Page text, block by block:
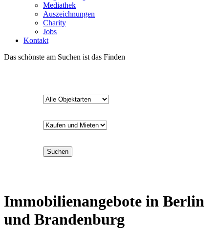
Mediathek
Auszeichnungen
Charity
Jobs
Kontakt
Das schönste am Suchen ist das Finden
Suchen
Immobilienangebote in Berlin
und Brandenburg